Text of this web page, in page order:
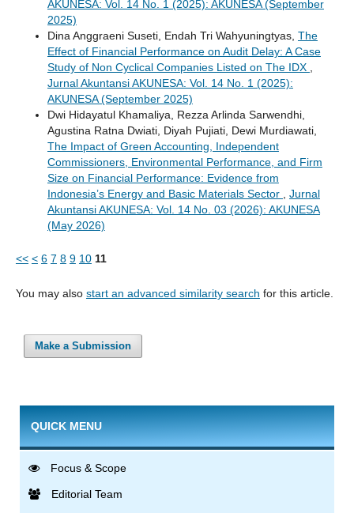
AKUNESA: Vol. 14 No. 1 (2025): AKUNESA (September
2025)
Dina Anggraeni Suseti, Endah Tri Wahyuningtyas, The
Effect of Financial Performance on Audit Delay: A Case
Study of Non Cyclical Companies Listed on The IDX
Jurnal Akuntansi AKUNESA: Vol. 14 No. 1 (2025):
AKUNESA (September 2025)
Dwi Hidayatul Khamaliya, Rezza Arlinda Sarwendhi,
Agustina Ratna Dwiati, Diyah Pujiati, Dewi Murdiawati,
The Impact of Green Accounting, Independent
Commissioners, Environmental Performance, and Firm
Size on Financial Performance: Evidence from
Indonesia’s Energy and Basic Materials Sector
Jurnal
Akuntansi AKUNESA: Vol. 14 No. 03 (2026): AKUNESA
(May 2026)
<< < 6 7 8 9 10 11
You may also start an advanced similarity search for this article.
Make a Submission
QUICK MENU
Focus & Scope
Editorial Team